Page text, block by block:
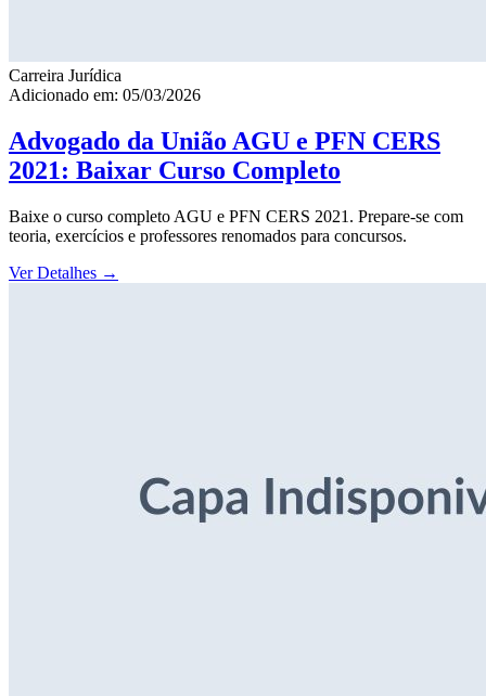
Carreira Jurídica
Adicionado em: 05/03/2026
Advogado da União AGU e PFN CERS
2021: Baixar Curso Completo
Baixe o curso completo AGU e PFN CERS 2021. Prepare-se com
teoria, exercícios e professores renomados para concursos.
Ver Detalhes →